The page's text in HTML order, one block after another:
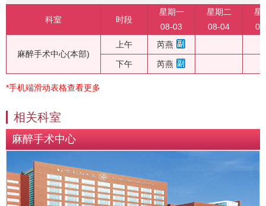
科室 时段
星期一
08-03
星期二
08-04
星
麻醉手术中心(本部)
上午 芮燕
下午 芮燕
*手机端滑动表格查看更多
相关科室
麻醉手术中心